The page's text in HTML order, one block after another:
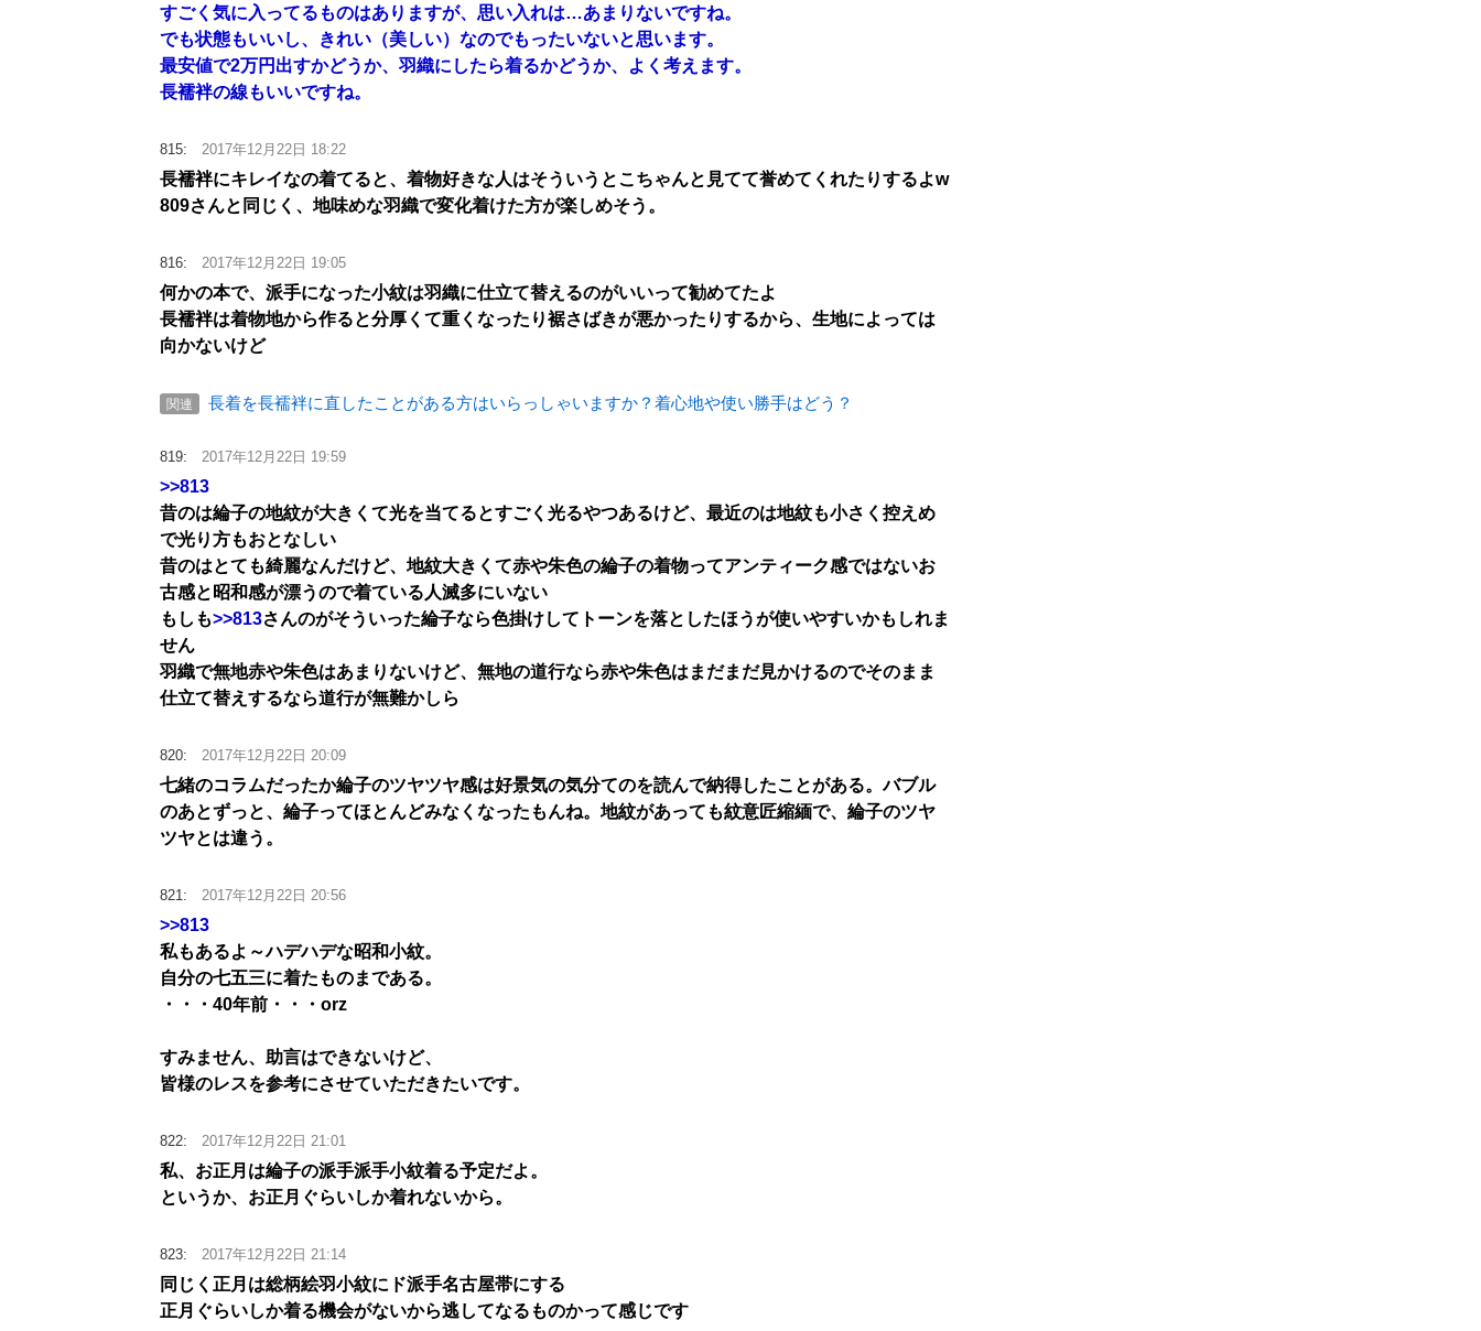
すごく気に入ってるものはありますが、思い入れは…あまりないですね。
でも状態もいいし、きれい（美しい）なのでもったいないと思います。
最安値で2万円出すかどうか、羽織にしたら着るかどうか、よく考えます。
長襦袢の線もいいですね。
815: 2017年12月22日 18:22
長襦袢にキレイなの着てると、着物好きな人はそういうとこちゃんと見てて誉めてくれたりするよw
809さんと同じく、地味めな羽織で変化着けた方が楽しめそう。
816: 2017年12月22日 19:05
何かの本で、派手になった小紋は羽織に仕立て替えるのがいいって勧めてたよ
長襦袢は着物地から作ると分厚くて重くなったり裾さばきが悪かったりするから、生地によっては
向かないけど
関連 長着を長襦袢に直したことがある方はいらっしゃいますか？着心地や使い勝手はどう？
819: 2017年12月22日 19:59
>>813
昔のは綸子の地紋が大きくて光を当てるとすごく光るやつあるけど、最近のは地紋も小さく控えめ
で光り方もおとなしい
昔のはとても綺麗なんだけど、地紋大きくて赤や朱色の綸子の着物ってアンティーク感ではないお
古感と昭和感が漂うので着ている人滅多にいない
もしも>>813さんのがそういった綸子なら色掛けしてトーンを落としたほうが使いやすいかもしれま
せん
羽織で無地赤や朱色はあまりないけど、無地の道行なら赤や朱色はまだまだ見かけるのでそのまま
仕立て替えするなら道行が無難かしら
820: 2017年12月22日 20:09
七緒のコラムだったか綸子のツヤツヤ感は好景気の気分てのを読んで納得したことがある。バブル
のあとずっと、綸子ってほとんどみなくなったもんね。地紋があっても紋意匠縮緬で、綸子のツヤ
ツヤとは違う。
821: 2017年12月22日 20:56
>>813
私もあるよ～ハデハデな昭和小紋。
自分の七五三に着たものまである。
・・・40年前・・・orz
すみません、助言はできないけど、
皆様のレスを参考にさせていただきたいです。
822: 2017年12月22日 21:01
私、お正月は綸子の派手派手小紋着る予定だよ。
というか、お正月ぐらいしか着れないから。
823: 2017年12月22日 21:14
同じく正月は総柄絵羽小紋にド派手名古屋帯にする
正月ぐらいしか着る機会がないから逃してなるものかって感じです